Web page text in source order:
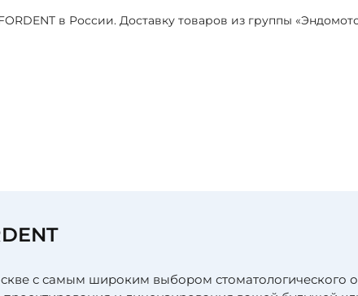
в России. Доставку товаров из группы
с самым широким выбором стоматологического